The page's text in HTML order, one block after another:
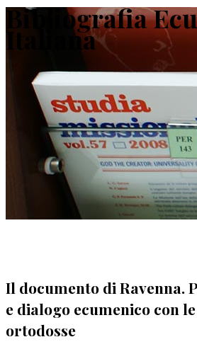
Bibliografia
Italiana
Il documento di Ravenna.
e dialogo ecumenico con
ortodosse